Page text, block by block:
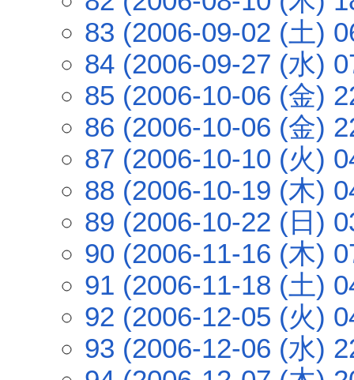
83 (2006-09-02 (土)
84 (2006-09-27 (水)
85 (2006-10-06 (金)
86 (2006-10-06 (金)
87 (2006-10-10 (火)
88 (2006-10-19 (木)
89 (2006-10-22 (日)
90 (2006-11-16 (木)
91 (2006-11-18 (土)
92 (2006-12-05 (火)
93 (2006-12-06 (水)